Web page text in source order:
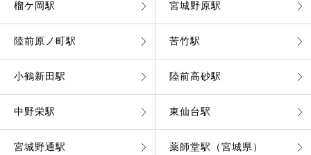
榴ケ岡駅 宮城野原駅
陸前原ノ町駅 苦竹駅
小鶴新田駅 陸前高砂駅
中野栄駅 東仙台駅
宮城野通駅 薬師堂駅（宮城県）